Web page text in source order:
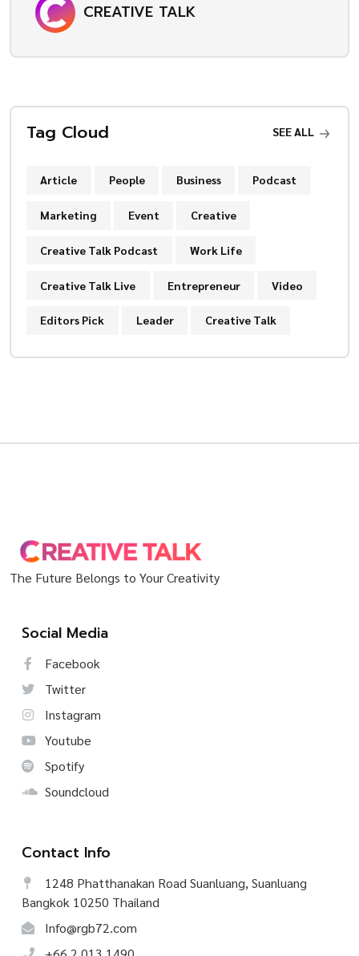
CREATIVE TALK
Tag Cloud SEE ALL
Article People Business Podcast
Marketing Event Creative
Creative Talk Podcast Work Life
Creative Talk Live Entrepreneur Video
Editors Pick Leader Creative Talk
The Future Belongs to Your Creativity
Social Media
Facebook
Twitter
Instagram
Youtube
Spotify
Soundcloud
Contact Info
1248 Phatthanakan Road Suanluang, Suanluang
Bangkok 10250 Thailand
Info@rgb72.com